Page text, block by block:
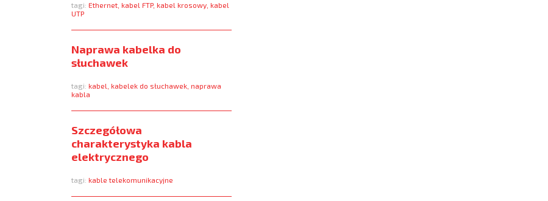
tagi: Ethernet kabel FTP, kabel krosowy kabel
UTP
Naprawa kabelka do
słuchawek
tagi: kabel kabelek do słuchawek naprawa
kabla
Szczegółowa
charakterystyka kabla
elektrycznego
tagi: kable telekomunikacyjne